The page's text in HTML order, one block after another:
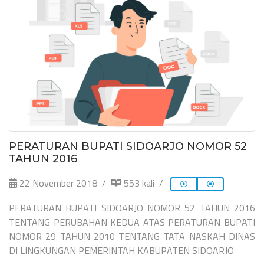
PERATURAN BUPATI SIDOARJO NOMOR 52
TAHUN 2016
22 November 2018
553 kali
PERATURAN BUPATI SIDOARJO NOMOR 52 TAHUN 2016
TENTANG PERUBAHAN KEDUA ATAS PERATURAN BUPATI
NOMOR 29 TAHUN 2010 TENTANG TATA NASKAH DINAS
DI LINGKUNGAN PEMERINTAH KABUPATEN SIDOARJO